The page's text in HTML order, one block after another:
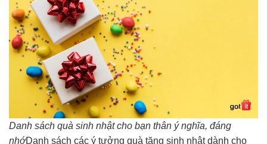
Danh sách quà sinh nhật cho bạn thân ý nghĩa, đáng
nhớDanh sách các ý tưởng quà tặng sinh nhật dành cho